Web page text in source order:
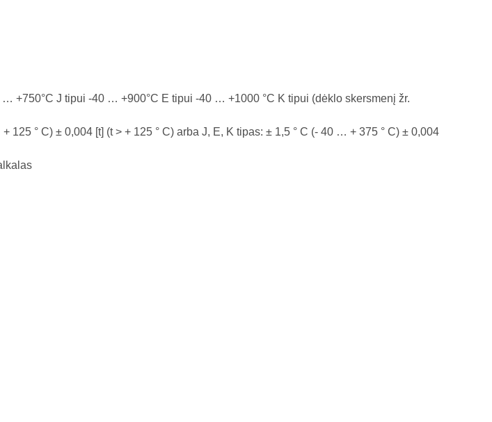
+750°C J tipui -40 … +900°C E tipui -40 … +1000 °C K tipui (dėklo skersmenį žr.
° C) ± 0,004 [t] (t > + 125 ° C) arba J, E, K tipas: ± 1,5 ° C (- 40 … + 375 ° C) ± 0,004